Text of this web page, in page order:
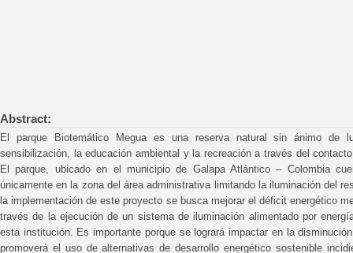
Abstract:
El parque Biotemático Megua es una reserva natural sin ánimo de
sensibilización, la educación ambiental y la recreación a través del
El parque, ubicado en el municipio de Galapa Atlántico – Colombia
únicamente en la zona del área administrativa limitando la iluminación del
la implementación de este proyecto se busca mejorar el déficit energético
través de la ejecución de un sistema de iluminación alimentado por
esta institución. Es importante porque se logrará impactar en la
promoverá el uso de alternativas de desarrollo energético sostenible